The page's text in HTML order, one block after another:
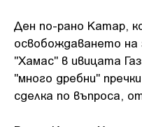
Ден по-рано Катар,
освобождаването
"Хамас" в ивицата
"много дребни"
сделка по въпроса,